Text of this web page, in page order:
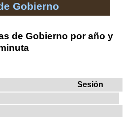
Gobierno
de Gobierno por año y
Sesión